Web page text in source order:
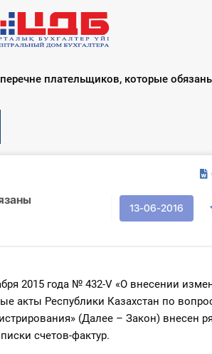
плательщиков, которые
13-06-2016
2015 года № 432-V «О внесении
акты Республики Казахстан по
(Далее – Закон) внесен
счетов-фактур.